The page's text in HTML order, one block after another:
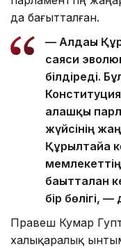
да бағытталған.
— Алдағы
саяси
білдіреді.
алғашқы
жүйсінің
Құрылтайға
бір бөлігі,
Правеш Кумар
халықаралық